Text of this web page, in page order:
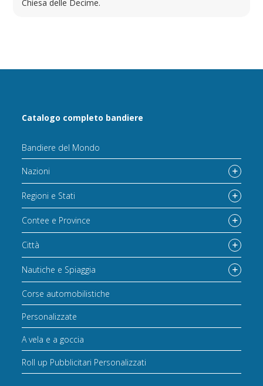
Chiesa delle Decime.
Catalogo completo bandiere
Bandiere del Mondo
Nazioni
Regioni e Stati
Contee e Province
Città
Nautiche e Spiaggia
Corse automobilistiche
Personalizzate
A vela e a goccia
Roll up Pubblicitari Personalizzati